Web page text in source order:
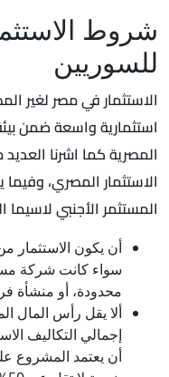
شروط
للسوريين
الاستثمار في مصر لغير
استثمارية واسعة ضمن
المصرية كما اشرنا
الاستثمار المصري،
المستثمر الأجنبي
أن يكون
سواء كانت شركة
محدودة، أو منشأة
إجمالي التكاليف
أن يعتمد المشروع